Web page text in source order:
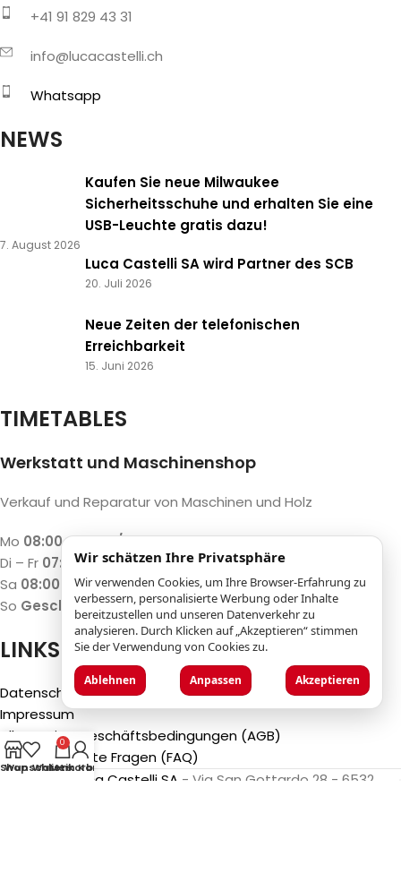
+41 91 829 43 31
info@lucacastelli.ch
Whatsapp
NEWS
Kaufen Sie neue Milwaukee
Sicherheitsschuhe und erhalten Sie eine
USB-Leuchte gratis dazu!
7. August 2026
Luca Castelli SA wird Partner des SCB
20. Juli 2026
Neue Zeiten der telefonischen
Erreichbarkeit
15. Juni 2026
TIMETABLES
Werkstatt und Maschinenshop
Verkauf und Reparatur von Maschinen und Holz
Mo 08:00 – 12:00 / 13:00 – 17:00
Di – Fr 07:30 – 12:00 / 13:00 – 18:00
Sa 08:00 – 12:00 / 13:00 – 17:00
So Geschlossen
LINKS
Datenschutzbestimmungen
Impressum
Allgemeine Geschäftsbedingungen (AGB)
Häufig gestellte Fragen (FAQ)
Luca Castelli SA - Via San Gottardo 28 - 6532
Shop
Wunschliste
0
Warenkorb
Mein Konto
Wir schätzen Ihre Privatsphäre
Wir verwenden Cookies, um Ihre Browser-Erfahrung zu
verbessern, personalisierte Werbung oder Inhalte
bereitzustellen und unseren Datenverkehr zu
analysieren. Durch Klicken auf „Akzeptieren“ stimmen
Sie der Verwendung von Cookies zu.
Ablehnen Anpassen Akzeptieren